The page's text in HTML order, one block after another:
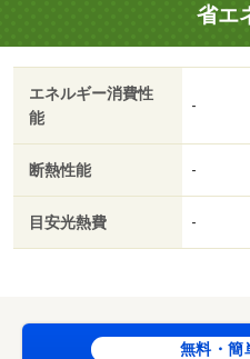
鍵交換代 3300円/クリーニン
省エ
エネルギー消費性
能
-
断熱性能 -
目安光熱費 -
無料・簡